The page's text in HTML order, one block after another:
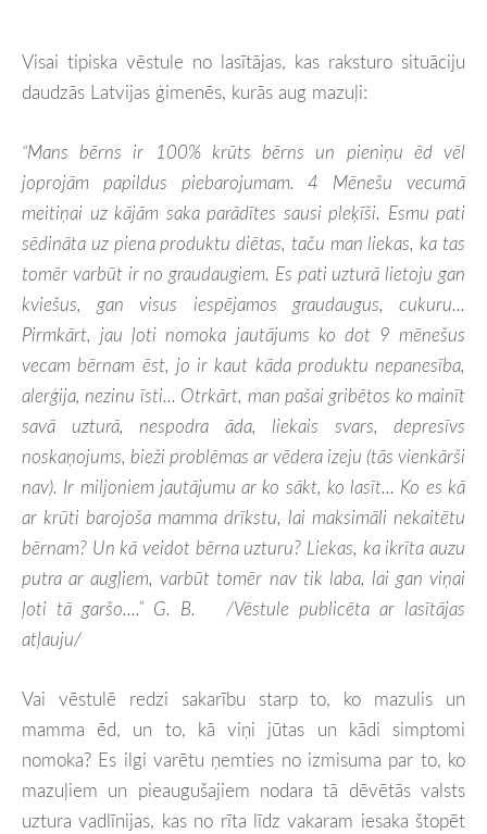
Visai tipiska vēstule no lasītājas, kas raksturo situāciju
daudzās Latvijas ģimenēs, kurās aug mazuļi:
“Mans bērns ir 100% krūts bērns un pieniņu ēd vēl
joprojām papildus piebarojumam. 4 Mēnešu vecumā
meitiņai uz kājām saka parādītes sausi pleķīši. Esmu pati
sēdināta uz piena produktu diētas, taču man liekas, ka tas
tomēr varbūt ir no graudaugiem. Es pati uzturā lietoju gan
kviešus, gan visus iespējamos graudaugus, cukuru...
Pirmkārt, jau ļoti nomoka jautājums ko dot 9 mēnešus
vecam bērnam ēst, jo ir kaut kāda produktu nepanesība,
alerģija, nezinu īsti... Otrkārt, man pašai gribētos ko mainīt
savā uzturā, nespodra āda, liekais svars, depresīvs
noskaņojums, bieži problēmas ar vēdera izeju (tās vienkārši
nav). Ir miljoniem jautājumu ar ko sākt, ko lasīt... Ko es kā
ar krūti barojoša mamma drīkstu, lai maksimāli nekaitētu
bērnam? Un kā veidot bērna uzturu? Liekas, ka ikrīta auzu
putra ar augļiem, varbūt tomēr nav tik laba, lai gan viņai
ļoti tā garšo....” G. B.
/Vēstule publicēta ar lasītājas
atļauju/
Vai vēstulē redzi sakarību starp to, ko mazulis un
mamma ēd, un to, kā viņi jūtas un kādi simptomi
nomoka? Es ilgi varētu ņemties no izmisuma par to, ko
mazuļiem un pieaugušajiem nodara tā dēvētās valsts
uztura vadlīnijas, kas no rīta līdz vakaram iesaka štopēt